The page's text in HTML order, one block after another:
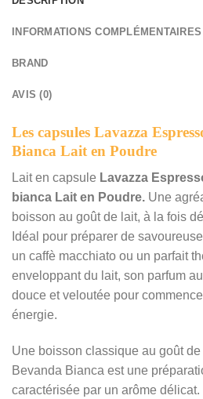
INFORMATIONS COMPLÉMENTAIRES
BRAND
AVIS (0)
Les capsules Lavazza
Bianca Lait en Poudre
Lait en capsule Lavazza
bianca Lait en Poudre. Une
boisson au goût de lait, à la fois
Idéal pour préparer de
un caffè macchiato ou un parfait
enveloppant du lait, son parfum
douce et veloutée pour
énergie.
Une boisson classique au goût
Bevanda Bianca est une
caractérisée par un arôme